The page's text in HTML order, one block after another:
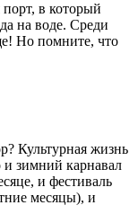
в который
на воде. Среди
Но помните, что
Культурная жизнь
и зимний карнавал
и фестиваль
месяцы), и